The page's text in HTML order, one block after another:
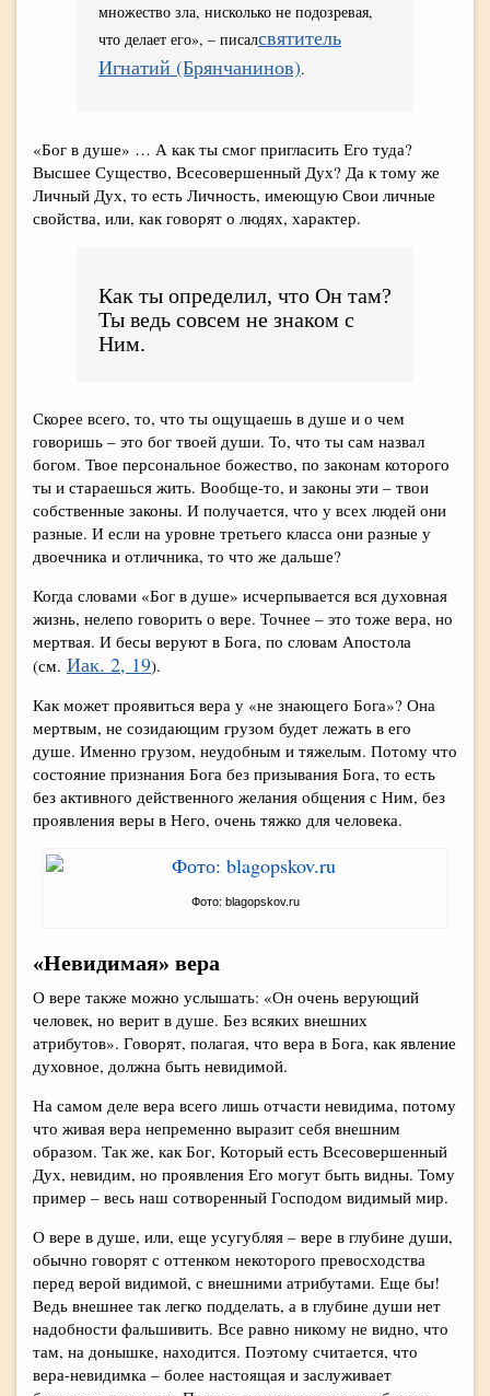
множество зла, нисколько не подозревая,
что делает его», – писалсвятитель
Игнатий (Брянчанинов).
«Бог в душе» … А как ты смог пригласить Его туда?
Высшее Существо, Всесовершенный Дух? Да к тому же
Личный Дух, то есть Личность, имеющую Свои личные
свойства, или, как говорят о людях, характер.
Как ты определил, что Он там?
Ты ведь совсем не знаком с
Ним.
Скорее всего, то, что ты ощущаешь в душе и о чем
говоришь – это бог твоей души. То, что ты сам назвал
богом. Твое персональное божество, по законам которого
ты и стараешься жить. Вообще-то, и законы эти – твои
собственные законы. И получается, что у всех людей они
разные. И если на уровне третьего класса они разные у
двоечника и отличника, то что же дальше?
Когда словами «Бог в душе» исчерпывается вся духовная
жизнь, нелепо говорить о вере. Точнее – это тоже вера, но
мертвая. И бесы веруют в Бога, по словам Апостола
(см. Иак. 2, 19).
Как может проявиться вера у «не знающего Бога»? Она
мертвым, не созидающим грузом будет лежать в его
душе. Именно грузом, неудобным и тяжелым. Потому что
состояние признания Бога без призывания Бога, то есть
без активного действенного желания общения с Ним, без
проявления веры в Него, очень тяжко для человека.
Фото: blagopskov.ru
«Невидимая» вера
О вере также можно услышать: «Он очень верующий
человек, но верит в душе. Без всяких внешних
атрибутов». Говорят, полагая, что вера в Бога, как явление
духовное, должна быть невидимой.
На самом деле вера всего лишь отчасти невидима, потому
что живая вера непременно выразит себя внешним
образом. Так же, как Бог, Который есть Всесовершенный
Дух, невидим, но проявления Его могут быть видны. Тому
пример – весь наш сотворенный Господом видимый мир.
О вере в душе, или, еще усугубляя – вере в глубине души,
обычно говорят с оттенком некоторого превосходства
перед верой видимой, с внешними атрибутами. Еще бы!
Ведь внешнее так легко подделать, а в глубине души нет
надобности фальшивить. Все равно никому не видно, что
там, на донышке, находится. Поэтому считается, что
вера-невидимка – более настоящая и заслуживает